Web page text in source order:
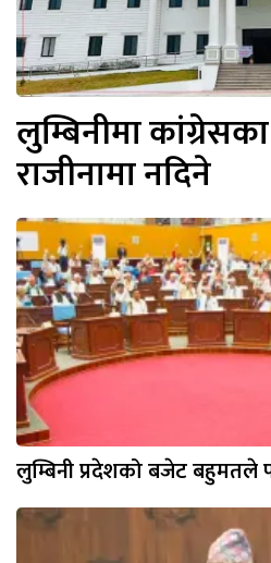
लुम्बिनीमा
राजीनामा नदिने
लुम्बिनी प्रदेशको बजेट बहुमतले